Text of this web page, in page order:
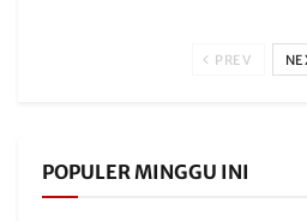
PREV
POPULER MINGGU INI